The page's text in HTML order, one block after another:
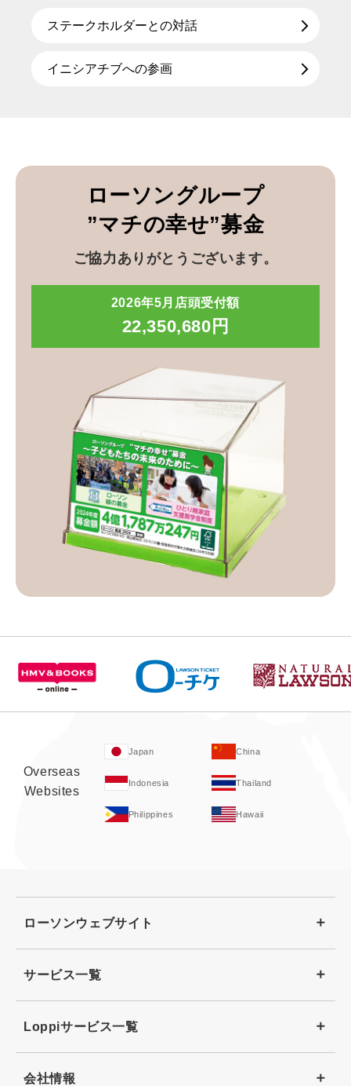
ステークホルダーとの対話
イニシアチブへの参画
ローソングループ
”マチの幸せ”募金
ご協力ありがとうございます。
2026年5月店頭受付額
22,350,680円
Overseas
Websites
Japan China
Indonesia Thailand
Philippines Hawaii
ローソンウェブサイト
サービス一覧
Loppiサービス一覧
会社情報